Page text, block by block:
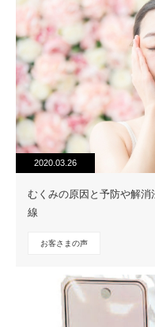
2020.03.26
むくみの原因と予防や解
線
お客さまの声